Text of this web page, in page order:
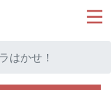
はかせ！